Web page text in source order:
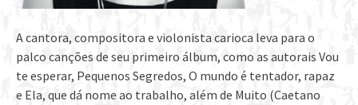
A cantora, compositora e violonista carioca leva para o
palco canções de seu primeiro álbum, como as autorais Vou
te esperar, Pequenos Segredos, O mundo é tentador, rapaz
e Ela, que dá nome ao trabalho, além de Muito (Caetano